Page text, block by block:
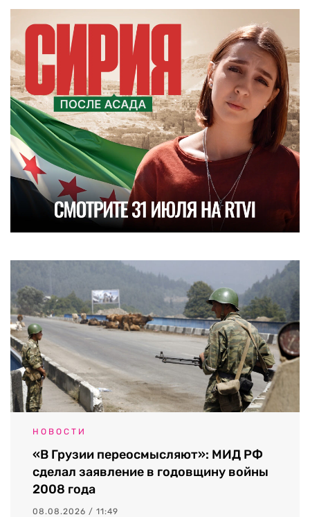
НОВОСТИ
«В Грузии переосмысляют»: МИД РФ
сделал заявление в годовщину войны
2008 года
08.08.2026 / 11:49